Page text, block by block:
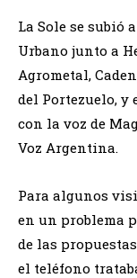
La Sole se subió
Urbano junto a
Agrometal,
del Portezuelo, y
con la voz de
Voz Argentina.
Para algunos
en un problema
de las
el teléfono